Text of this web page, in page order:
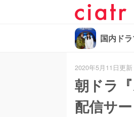
国内ド
2020年5月11日更新
朝ドラ
配信サ